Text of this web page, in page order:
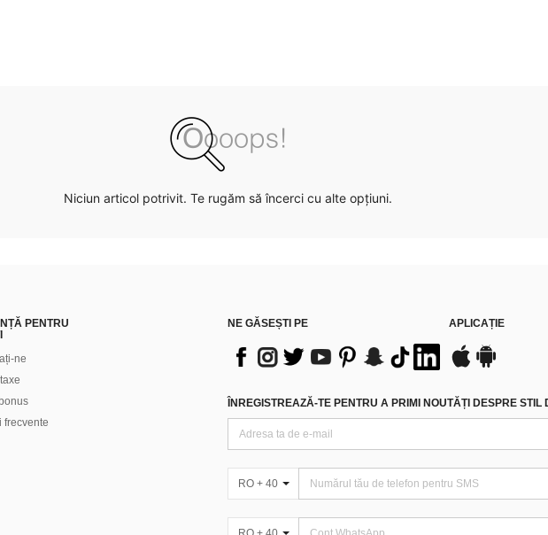
Niciun articol potrivit. Te rugăm să încerci cu alte opțiuni.
PENTRU
ne
frecvente
NE GĂSEȘTI PE APLICAȚIE
ÎNREGISTREAZĂ-TE PENTRU A PRIMI NOUTĂȚI DESPRE STIL
RO + 40